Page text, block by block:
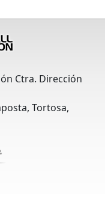
Ctra. Dirección
Tortosa,